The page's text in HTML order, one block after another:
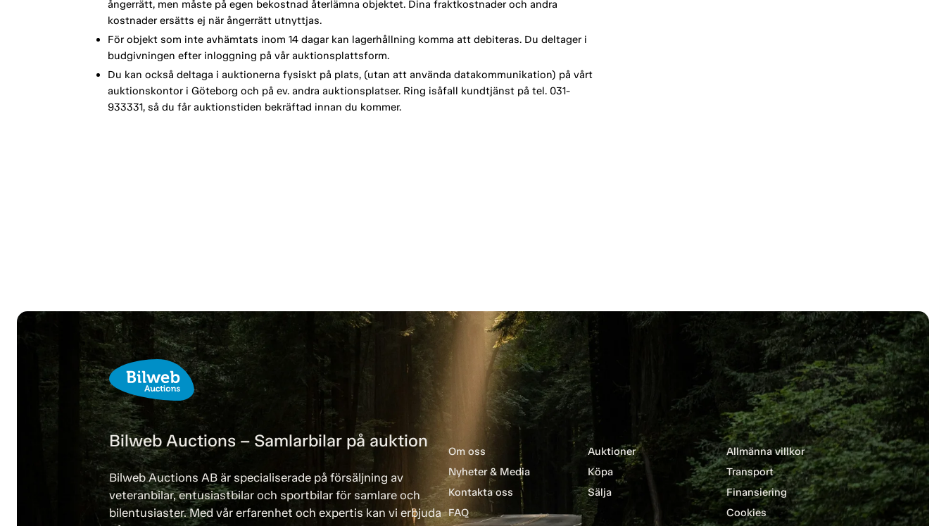
ångerrätt, men måste på egen bekostnad återlämna objektet. Dina fraktkostnader och andra
kostnader ersätts ej när ångerrätt utnyttjas.
För objekt som inte avhämtats inom 14 dagar kan lagerhållning komma att debiteras. Du deltager i
budgivningen efter inloggning på vår auktionsplattsform.
Du kan också deltaga i auktionerna fysiskt på plats, (utan att använda datakommunikation) på vårt
auktionskontor i Göteborg och på ev. andra auktionsplatser. Ring isåfall kundtjänst på tel. 031-
933331, så du får auktionstiden bekräftad innan du kommer.
Bilweb Auctions – Samlarbilar på auktion
Bilweb Auctions AB är specialiserade på försäljning av
veteranbilar, entusiastbilar och sportbilar för samlare och
bilentusiaster. Med vår erfarenhet och expertis kan vi erbjuda
Om oss
Nyheter & Media
Kontakta oss
FAQ
Auktioner
Köpa
Sälja
Allmänna villkor
Transport
Finansiering
Cookies